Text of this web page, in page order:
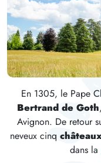
En 1305, le Pape
Bertrand de Goth
Avignon. De retour
neveux cinq
dans la